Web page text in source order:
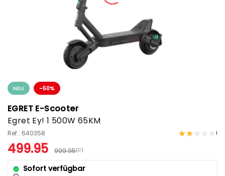
NEU -50%
EGRET E-Scooter
Egret Ey! 1 500W 65KM
Ref.: 640358 1
499.95 999.95(C)
Sofort verfügbar